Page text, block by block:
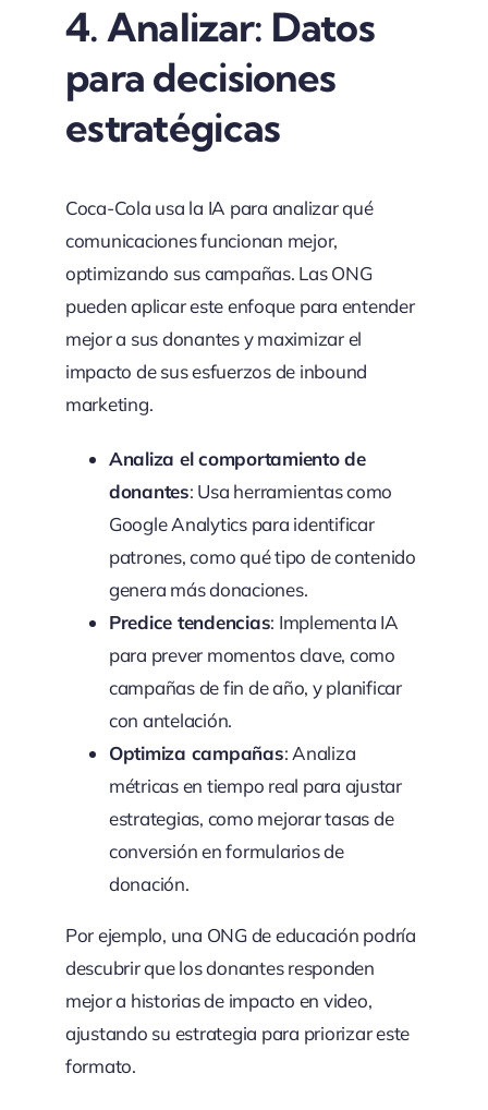
4. Analizar: Datos
para decisiones
estratégicas
Coca-Cola usa la IA para analizar qué
comunicaciones funcionan mejor,
optimizando sus campañas. Las ONG
pueden aplicar este enfoque para entender
mejor a sus donantes y maximizar el
impacto de sus esfuerzos de inbound
marketing.
Analiza el comportamiento de
donantes: Usa herramientas como
Google Analytics para identificar
patrones, como qué tipo de contenido
genera más donaciones.
Predice tendencias: Implementa IA
para prever momentos clave, como
campañas de fin de año, y planificar
con antelación.
Optimiza campañas: Analiza
métricas en tiempo real para ajustar
estrategias, como mejorar tasas de
conversión en formularios de
donación.
Por ejemplo, una ONG de educación podría
descubrir que los donantes responden
mejor a historias de impacto en video,
ajustando su estrategia para priorizar este
formato.